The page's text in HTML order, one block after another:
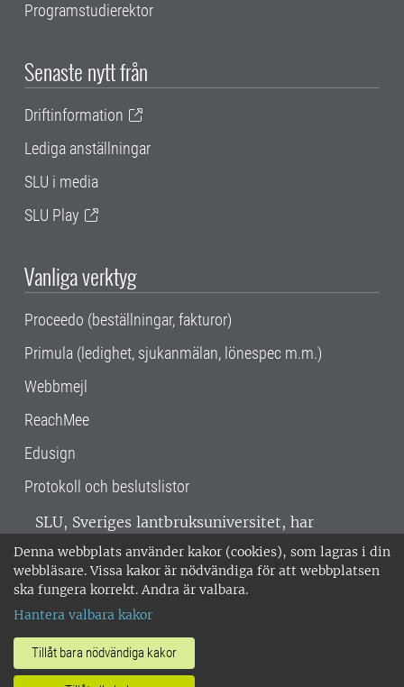
Denna webbplats använder kakor (cookies), som lagras i din
webbläsare. Vissa kakor är nödvändiga för att webbplatsen
ska fungera korrekt. Andra är valbara.
Hantera valbara kakor
Tillåt bara nödvändiga kakor
Programstudierektor
Senaste nytt från
Driftinformation
Lediga anställningar
SLU i media
SLU Play
Vanliga verktyg
Proceedo (beställningar, fakturor)
Primula (ledighet, sjukanmälan, lönespec m.m.)
Webbmejl
ReachMee
Edusign
Protokoll och beslutslistor
SLU, Sveriges lantbruksuniversitet, har
verksamhet över hela Sverige. Huvudorter är
Alnarp, Uppsala och Umeå.SLU är
miljöcertifierat enligt ISO 14001. •
018-67 10 00 • Org nr: 202100-2817 •
Om SLU:s webbplatser
•Hantera kakor•Behandling av